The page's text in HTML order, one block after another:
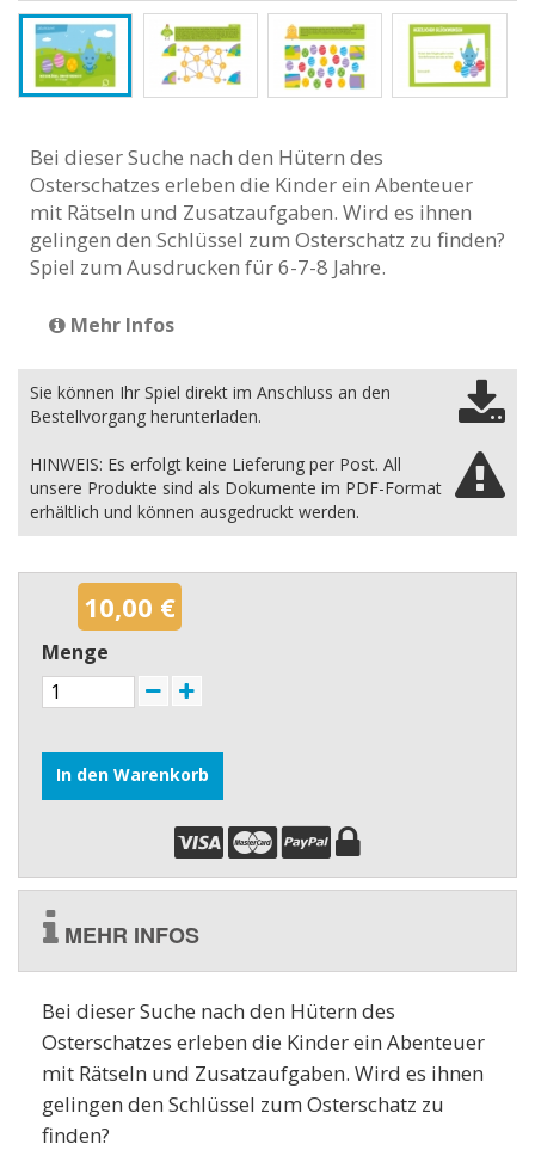
Bei dieser Suche nach den Hütern des
Osterschatzes erleben die Kinder ein Abenteuer
mit Rätseln und Zusatzaufgaben. Wird es ihnen
gelingen den Schlüssel zum Osterschatz zu finden?
Spiel zum Ausdrucken für 6-7-8 Jahre.
Mehr Infos
Sie können Ihr Spiel direkt im Anschluss an den
Bestellvorgang herunterladen.
HINWEIS: Es erfolgt keine Lieferung per Post. All
unsere Produkte sind als Dokumente im PDF-Format
erhältlich und können ausgedruckt werden.
10,00 €
Menge
In den Warenkorb
MEHR INFOS
Bei dieser Suche nach den Hütern des
Osterschatzes erleben die Kinder ein Abenteuer
mit Rätseln und Zusatzaufgaben. Wird es ihnen
gelingen den Schlüssel zum Osterschatz zu
finden?